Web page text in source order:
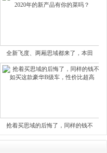
全新飞度、两厢思域都来了，本田
抢着买思域的后悔了，同样的钱不